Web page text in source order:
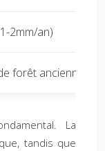
2mm/an)
forêt ancienne
La
tandis que